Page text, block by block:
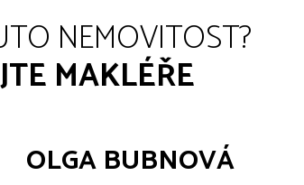
NEMOVITOST?
MAKLÉŘE
OLGA BUBNOVÁ